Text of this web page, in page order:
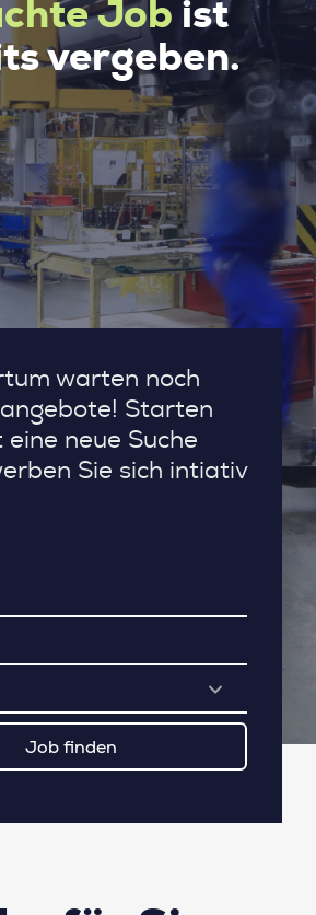
Job ist
vergeben.
warten noch
Starten
eine neue Suche
Sie sich intiativ